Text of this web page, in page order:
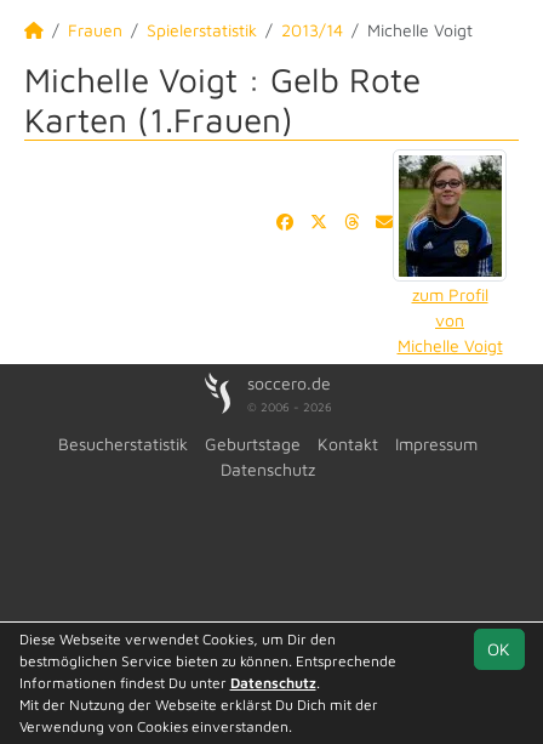
Frauen Spielerstatistik 2013/14 Michelle Voigt
Michelle Voigt : Gelb Rote
Karten (1.Frauen)
zum Profil
von
Michelle Voigt
soccero.de
© 2006 - 2026
Besucherstatistik Geburtstage Kontakt
Impressum
Datenschutz
OK
Diese Webseite verwendet Cookies, um Dir den
bestmöglichen Service bieten zu können. Entsprechende
Informationen findest Du unter Datenschutz.
Mit der Nutzung der Webseite erklärst Du Dich mit der
Verwendung von Cookies einverstanden.